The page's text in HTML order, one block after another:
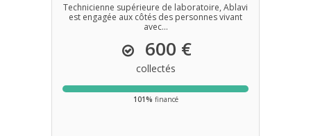
Technicienne supérieure de laboratoire, Ablavi
est engagée aux côtés des personnes vivant
avec...
600 €
collectés
101% financé